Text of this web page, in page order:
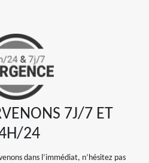
7J/7 ET
24
dans l’immédiat, n’hésitez pas